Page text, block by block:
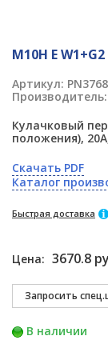
M10H E W1+G2
Артикул:
Производитель:
Кулачковый
положения),
Скачать PDF
Каталог
Быстрая доставка
Цена: 3670.8
В наличии